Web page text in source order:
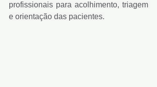
profissionais para acolhimento, triagem
e orientação das pacientes.